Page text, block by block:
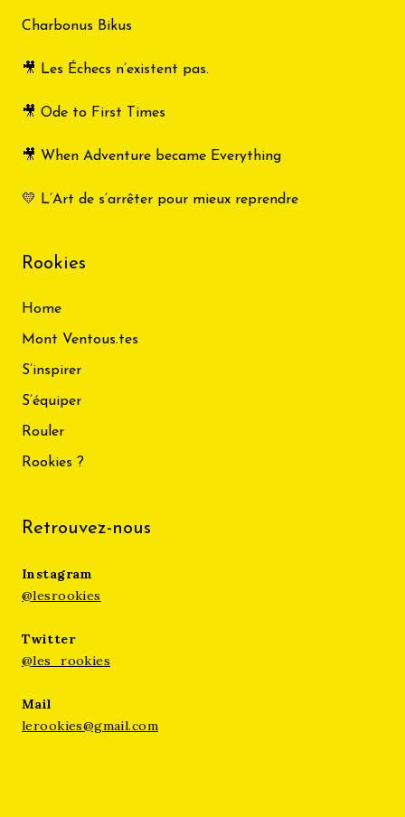
Charbonus Bikus
🎥 Les Échecs n’existent pas.
🎥 Ode to First Times
🎥 When Adventure became Everything
💛 L’Art de s’arrêter pour mieux reprendre
Rookies
Home
Mont Ventous.tes
S’inspirer
S’équiper
Rouler
Rookies ?
Retrouvez-nous
Instagram
@lesrookies
Twitter
@les_rookies
Mail
lerookies@gmail.com